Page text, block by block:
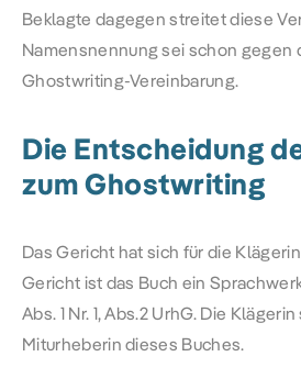
Beklagte dagegen streitet diese
Namensnennung sei schon gegen
Ghostwriting-Vereinbarung.
Die Entscheidung
zum Ghostwriting
Das Gericht hat sich für die
Gericht ist das Buch ein
Abs. 1 Nr. 1, Abs.2 UrhG. Die
Miturheberin dieses Buches.